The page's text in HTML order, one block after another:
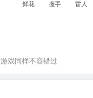
鲜花 握手 雷人
戏同样不容错过